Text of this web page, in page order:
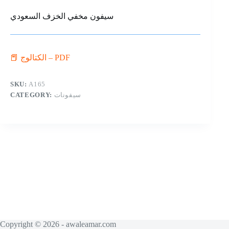
سيفون مخفي الخزف السعودي
📕 الكتالوج – PDF
SKU:A165
CATEGORY: سيفونات
Copyright © 2026 - awaleamar.com